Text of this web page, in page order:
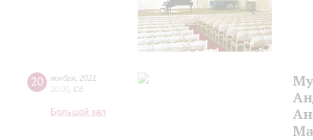
20 ноября 2021
20:00 Сб
Большой зал